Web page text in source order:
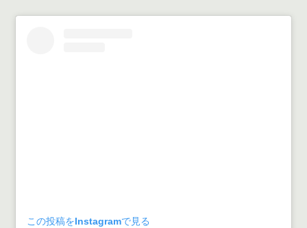
この投稿をInstagramで見る